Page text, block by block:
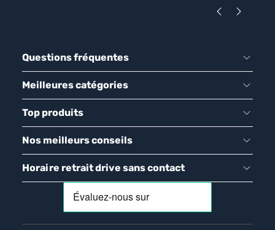
Questions fréquentes
Meilleures catégories
Top produits
Nos meilleurs conseils
Horaire retrait drive sans contact